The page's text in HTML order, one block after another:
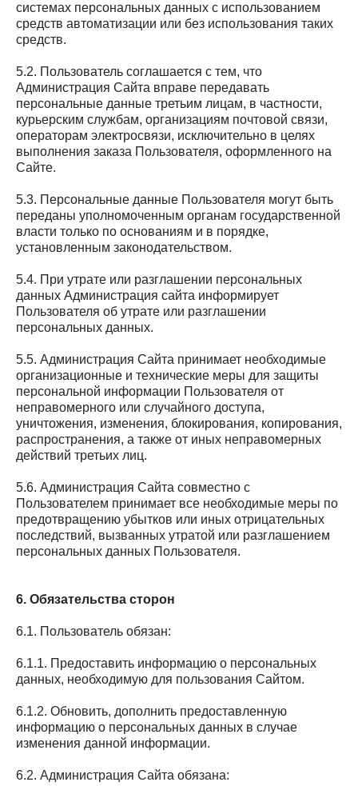
системах персональных данных с использованием
средств автоматизации или без использования таких
средств.
5.2. Пользователь соглашается с тем, что
Администрация Сайта вправе передавать
персональные данные третьим лицам, в частности,
курьерским службам, организациям почтовой связи,
операторам электросвязи, исключительно в целях
выполнения заказа Пользователя, оформленного на
Сайте.
5.3. Персональные данные Пользователя могут быть
переданы уполномоченным органам государственной
власти только по основаниям и в порядке,
установленным законодательством.
5.4. При утрате или разглашении персональных
данных Администрация сайта информирует
Пользователя об утрате или разглашении
персональных данных.
5.5. Администрация Сайта принимает необходимые
организационные и технические меры для защиты
персональной информации Пользователя от
неправомерного или случайного доступа,
уничтожения, изменения, блокирования, копирования,
распространения, а также от иных неправомерных
действий третьих лиц.
5.6. Администрация Сайта совместно с
Пользователем принимает все необходимые меры по
предотвращению убытков или иных отрицательных
последствий, вызванных утратой или разглашением
персональных данных Пользователя.
6. Обязательства сторон
6.1. Пользователь обязан:
6.1.1. Предоставить информацию о персональных
данных, необходимую для пользования Сайтом.
6.1.2. Обновить, дополнить предоставленную
информацию о персональных данных в случае
изменения данной информации.
6.2. Администрация Сайта обязана: